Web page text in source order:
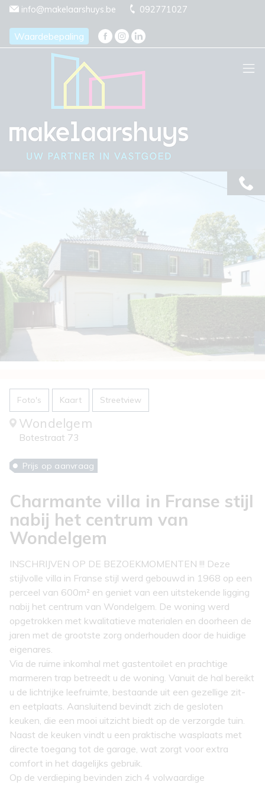
Menu overslaan en naar de inhoud gaan
info@makelaarshuys.be 092771027
Waardebepaling
Charmante villa in Franse stijl
nabij het centrum van
Wondelgem
Wondelgem
Botestraat 73
Prijs op aanvraag
Foto's Kaart Streetview
INSCHRIJVEN OP DE BEZOEKMOMENTEN !!! Deze
stijlvolle villa in Franse stijl werd gebouwd in 1968 op een
perceel van 600m² en geniet van een uitstekende ligging
nabij het centrum van Wondelgem. De woning werd
opgetrokken met kwalitatieve materialen en doorheen de
jaren met de grootste zorg onderhouden door de huidige
eigenares.
Via de ruime inkomhal met gastentoilet en prachtige
marmeren trap betreedt u de woning. Vanuit de hal bereikt
u de lichtrijke leefruimte, bestaande uit een gezellige zit-
en eetplaats. Aansluitend bevindt zich de gesloten
keuken, die een mooi uitzicht biedt op de verzorgde tuin.
Naast de keuken vindt u een praktische wasplaats met
directe toegang tot de garage, wat zorgt voor extra
comfort in het dagelijks gebruik.
Op de verdieping bevinden zich 4 volwaardige